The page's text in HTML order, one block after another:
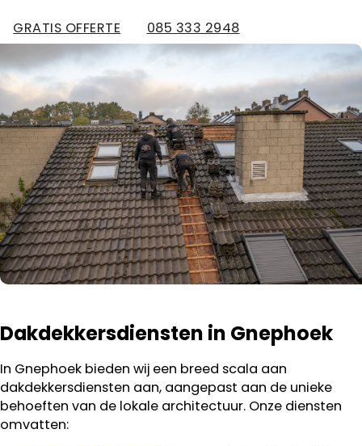
GRATIS OFFERTE 085 333 2948
Dakdekkersdiensten in Gnephoek
In Gnephoek bieden wij een breed scala aan
dakdekkersdiensten aan, aangepast aan de unieke
behoeften van de lokale architectuur. Onze diensten
omvatten: